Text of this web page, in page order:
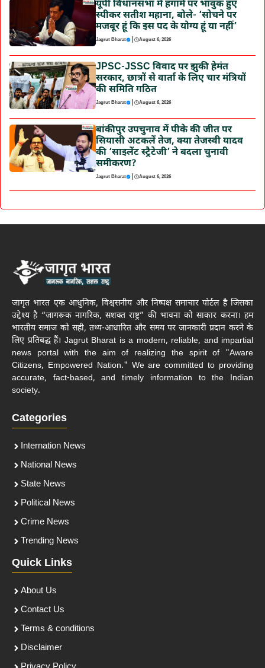
यूपी विधानसभा में हंगामे पर भावुक हुए
स्पीकर सतीश महाना, बोले- ‘सोचने पर
मजबूर हूं कि इस पद के योग्य हूं या नहीं’
Jagrut Bharat | August 6, 2026
JPSC-JSSC विवाद पर झुकी हेमंत
सरकार, छात्रों से वार्ता के लिए चार मंत्रियों
की समिति गठित
Jagrut Bharat | August 6, 2026
बांकीपुर उपचुनाव में पीके की जीत पर
सियासी अटकलें तेज, क्या तेजस्वी यादव
की ‘साइलेंट स्ट्रैटेजी’ ने बदला चुनावी
समीकरण?
Jagrut Bharat | August 6, 2026
जागृत भारत एक आधुनिक, विश्वसनीय और निष्पक्ष समाचार पोर्टल है जिसका
उद्देश्य है “जागरूक नागरिक, सशक्त राष्ट्र” की भावना को साकार करना। हम
भारतीय समाज को सही, तथ्य-आधारित और समय पर जानकारी प्रदान करने के
लिए प्रतिबद्ध हैं। Jagrut Bharat is a modern, reliable, and impartial
news portal with the aim of realizing the spirit of "Aware
Citizens, Empowered Nation." We are committed to providing
accurate, fact-based, and timely information to the Indian
society.
Categories
Internation News
National News
State News
Political News
Crime News
Trending News
Quick Links
About Us
Contact Us
Terms & conditions
Disclaimer